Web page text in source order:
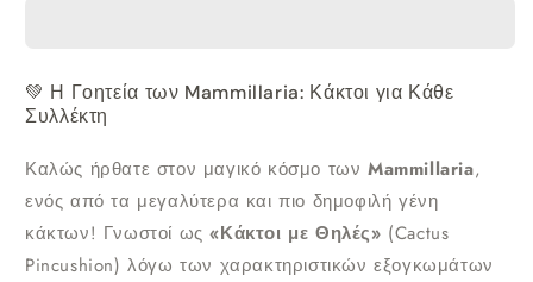
💚 Η Γοητεία των Mammillaria: Κάκτοι για Κάθε
Συλλέκτη
Καλώς ήρθατε στον μαγικό κόσμο των Mammillaria,
ενός από τα μεγαλύτερα και πιο δημοφιλή γένη
κάκτων! Γνωστοί ως«Κάκτοι με Θηλές» (Cactus
Pincushion) λόγω των χαρακτηριστικών εξογκωμάτων